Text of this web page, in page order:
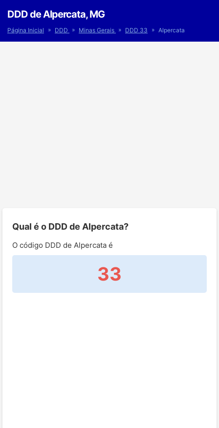
DDD de Alpercata, MG
Página Inicial » DDD » Minas Gerais » DDD 33 » Alpercata
Qual é o DDD de Alpercata?
O código DDD de Alpercata é
33